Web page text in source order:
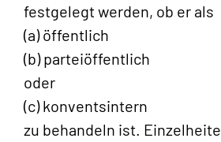
festgelegt werden, ob er als
(a) öffentlich
(b) parteiöffentlich
oder
(c) konventsintern
zu behandeln ist.